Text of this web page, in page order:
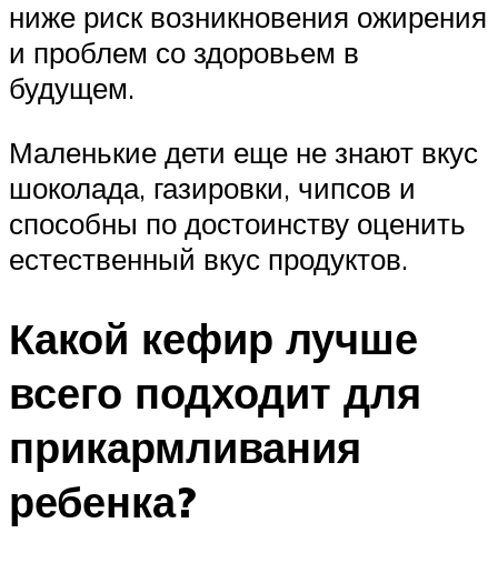
ниже риск возникновения ожирения
и проблем со здоровьем в
будущем.
Маленькие дети еще не знают вкус
шоколада, газировки, чипсов и
способны по достоинству оценить
естественный вкус продуктов.
Какой кефир лучше
всего подходит для
прикармливания
ребенка?